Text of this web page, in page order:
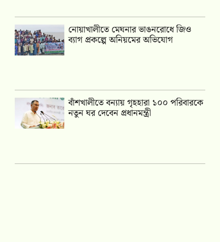
নোয়াখালীতে মেঘনার ভাঙনরোধে জিও
ব্যাগ প্রকল্পে অনিয়মের অভিযোগ
বাঁশখালীতে বন্যায় গৃহহারা ১০০ পরিবারকে
নতুন ঘর দেবেন প্রধানমন্ত্রী